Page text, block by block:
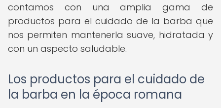
contamos con una amplia gama de
productos para el cuidado de la barba que
nos permiten mantenerla suave, hidratada y
con un aspecto saludable.
Los productos para el cuidado de
la barba en la época romana